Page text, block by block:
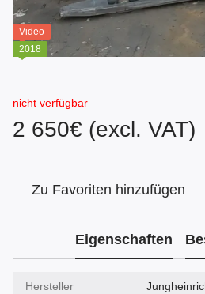
Video
2018
nicht verfügbar
2 650€ (excl. VAT)
Zu Favoriten hinzufügen
Eigenschaften
Hersteller